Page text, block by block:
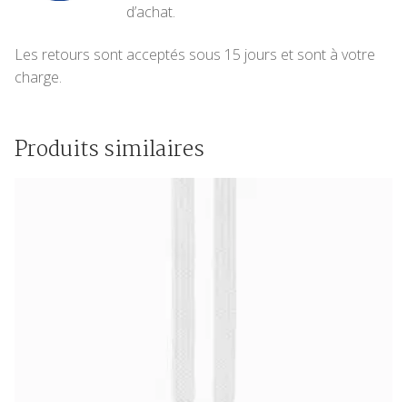
d’achat.
Les retours sont acceptés sous 15 jours et sont à votre
charge.
Produits similaires